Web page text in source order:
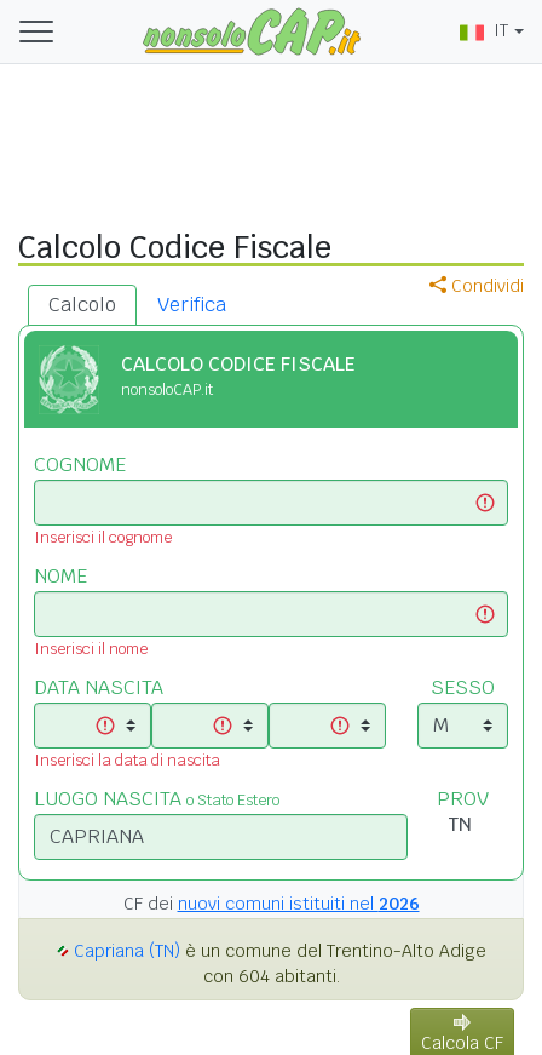
IT
Calcolo Codice Fiscale
Condividi
Calcolo Verifica
CALCOLO CODICE FISCALE
nonsoloCAP.it
COGNOME
Inserisci il cognome
NOME
Inserisci il nome
DATA NASCITA
Inserisci la data di nascita
SESSO
LUOGO NASCITA o Stato Estero PROV
CF dei nuovi comuni istituiti nel 2026
Capriana (TN) è un comune del Trentino-Alto Adige
con 604 abitanti.
Calcola CF